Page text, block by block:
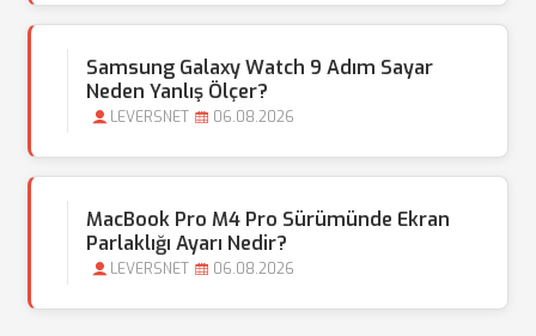
Samsung Galaxy Watch 9 Adım Sayar
Neden Yanlış Ölçer?
LEVERSNET 06.08.2026
MacBook Pro M4 Pro Sürümünde Ekran
Parlaklığı Ayarı Nedir?
LEVERSNET 06.08.2026